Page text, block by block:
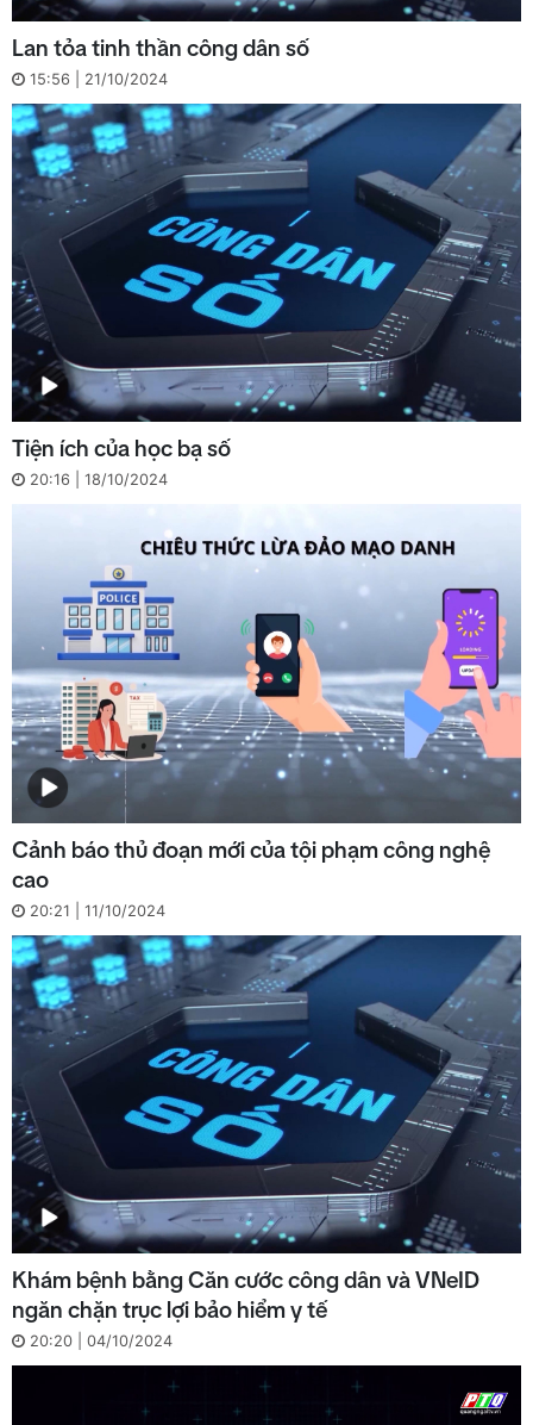
Lan tỏa tinh thần công dân số
15:56 | 21/10/2024
Tiện ích của học bạ số
20:16 | 18/10/2024
Cảnh báo thủ đoạn mới của tội phạm công nghệ
cao
20:21 | 11/10/2024
Khám bệnh bằng Căn cước công dân và VNeID
ngăn chặn trục lợi bảo hiểm y tế
20:20 | 04/10/2024